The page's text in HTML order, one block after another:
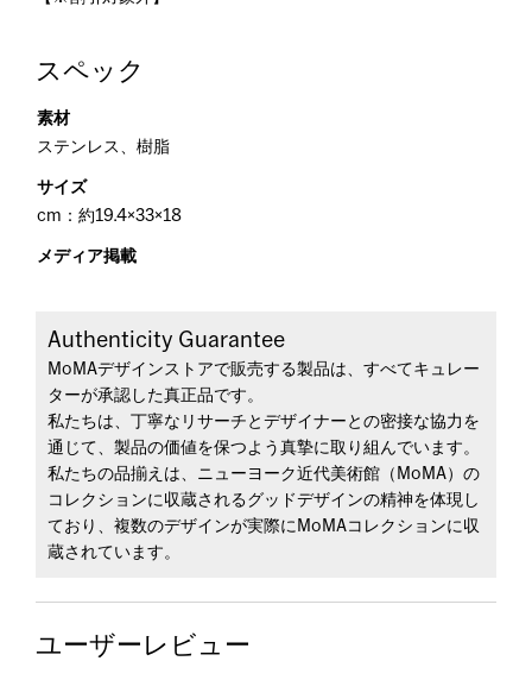
スペック
素材
ステンレス、樹脂
サイズ
cm：約19.4×33×18
メディア掲載
Authenticity Guarantee
MoMAデザインストアで販売する製品は、すべてキュレー
ターが承認した真正品です。
私たちは、丁寧なリサーチとデザイナーとの密接な協力を
通じて、製品の価値を保つよう真摯に取り組んでいます。
私たちの品揃えは、ニューヨーク近代美術館（MoMA）の
コレクションに収蔵されるグッドデザインの精神を体現し
ており、複数のデザインが実際にMoMAコレクションに収
蔵されています。
ユーザーレビュー